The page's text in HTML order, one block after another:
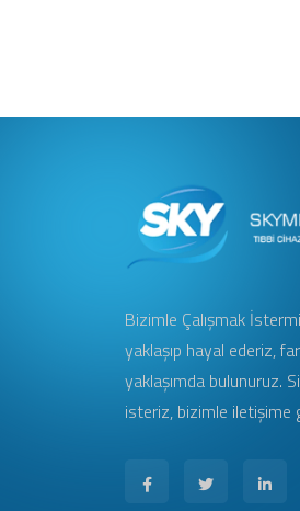
Bizimle Çalışmak
yaklaşıp hayal ederiz,
yaklaşımda bulunuruz.
isteriz, bizimle iletişime